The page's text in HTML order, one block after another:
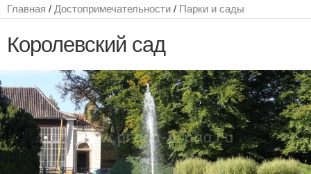
Главная / Достопримечательности / Парки и сады
Королевский сад